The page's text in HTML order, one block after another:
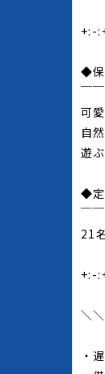
+:-
◆保
￣
可
自
遊
◆
￣
21
+:-
＼
・